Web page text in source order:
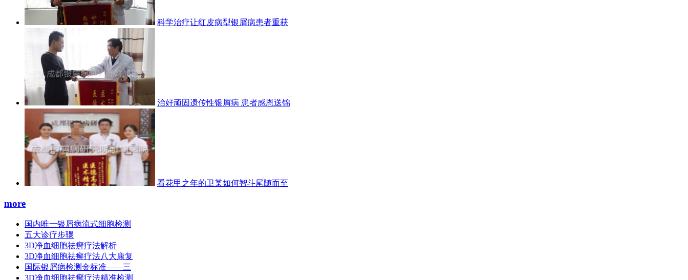
科学治疗让红皮病型银屑病患者重获
治好顽固遗传性银屑病 患者感恩送锦
看花甲之年的卫某如何智斗尾随而至
more
国内唯一银屑病流式细胞检测
五大诊疗步骤
3D净血细胞祛癣疗法解析
3D净血细胞祛癣疗法八大康复
国际银屑病检测金标准——三
3D净血细胞祛癣疗法精准检测